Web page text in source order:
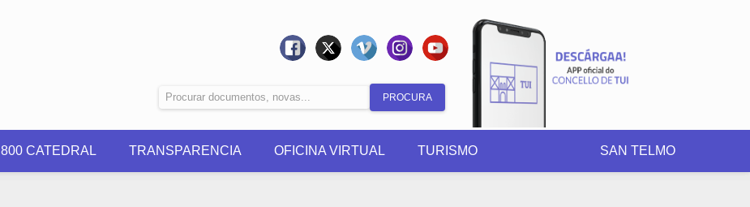
Formulario
de
busca
800 CATEDRAL TRANSPARENCIA OFICINA VIRTUAL TURISMO SAN TELMO